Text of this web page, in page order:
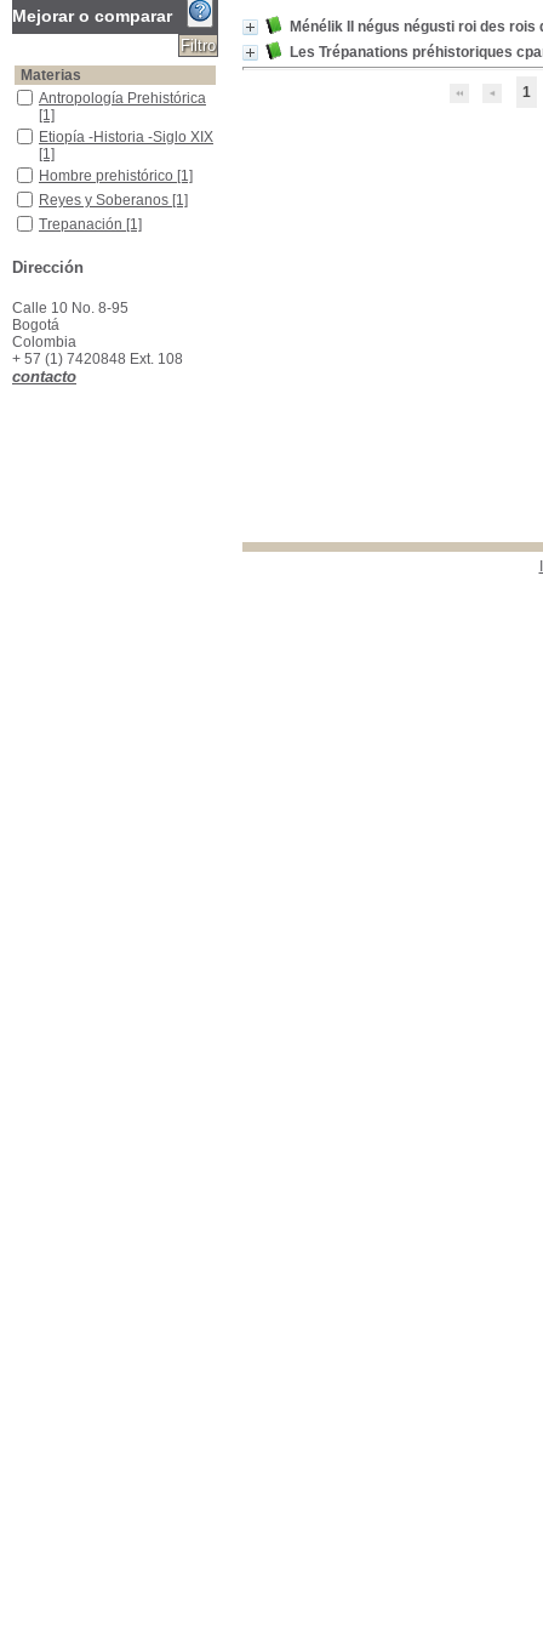
Ménélik II négus négusti roi des rois
Les Trépanations préhistoriques
1
Mejorar o comparar
Materias
Antropología Prehistórica
Antropología Prehistórica
[1]
Etiopía -Historia -Siglo XIX
Etiopía -Historia -Siglo XIX
[1]
Hombre prehistórico
Hombre prehistórico [1]
Reyes y Soberanos
Reyes y Soberanos [1]
Trepanación
Trepanación [1]
Dirección
Calle 10 No. 8-95
Bogotá
Colombia
+ 57 (1) 7420848 Ext. 108
contacto